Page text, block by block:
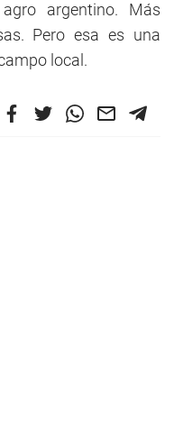
argentino. Más
Pero esa es una
local.